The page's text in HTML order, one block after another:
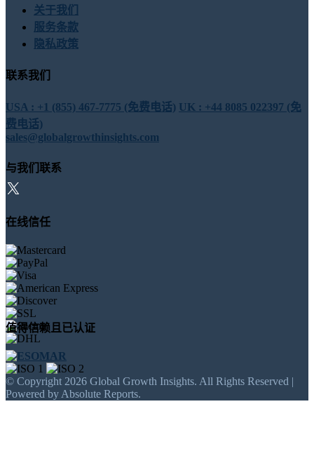
关于我们
服务条款
隐私政策
联系我们
USA : +1 (855) 467-7775 (免费电话) UK : +44 8085 022397 (免
费电话)
sales@globalgrowthinsights.com
与我们联系
在线信任
值得信赖且已认证
© Copyright 2026 Global Growth Insights. All Rights Reserved |
Powered by Absolute Reports.